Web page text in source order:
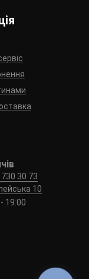
10
19:00
30 73